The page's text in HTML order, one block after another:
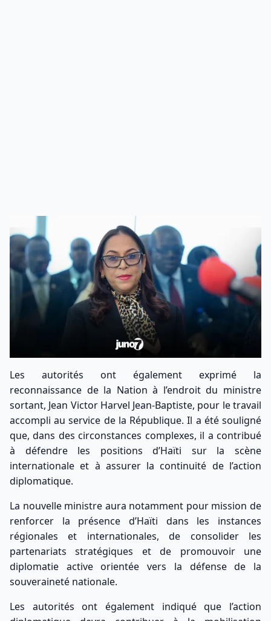
Les autorités ont également exprimé la
reconnaissance de la Nation à l’endroit du ministre
sortant, Jean Victor Harvel Jean-Baptiste, pour le travail
accompli au service de la République. Il a été souligné
que, dans des circonstances complexes, il a contribué
à défendre les positions d’Haïti sur la scène
internationale et à assurer la continuité de l’action
diplomatique.
La nouvelle ministre aura notamment pour mission de
renforcer la présence d’Haïti dans les instances
régionales et internationales, de consolider les
partenariats stratégiques et de promouvoir une
diplomatie active orientée vers la défense de la
souveraineté nationale.
Les autorités ont également indiqué que l’action